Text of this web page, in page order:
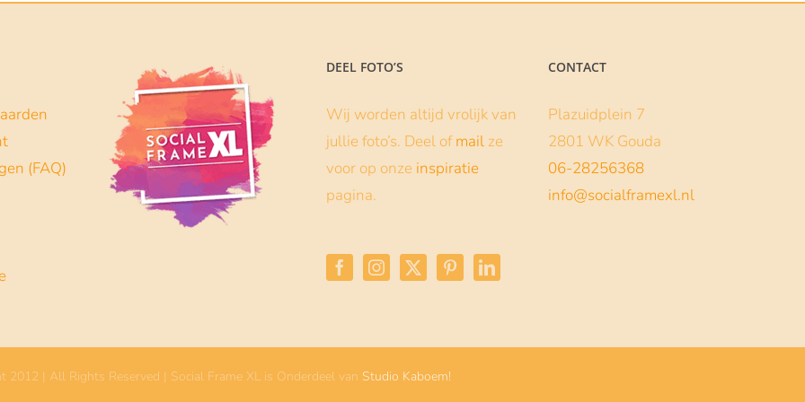
(FAQ)
DEEL FOTO’S
Wij worden altijd vrolijk van
jullie foto’s. Deel ofmail ze
voor op onze inspiratie
pagina.
CONTACT
Plazuidplein 7
2801 WK Gouda
06-28256368
info@socialframexl.nl
2012 | All Rights Reserved | Social Frame XL is Onderdeel van Studio Kaboem!